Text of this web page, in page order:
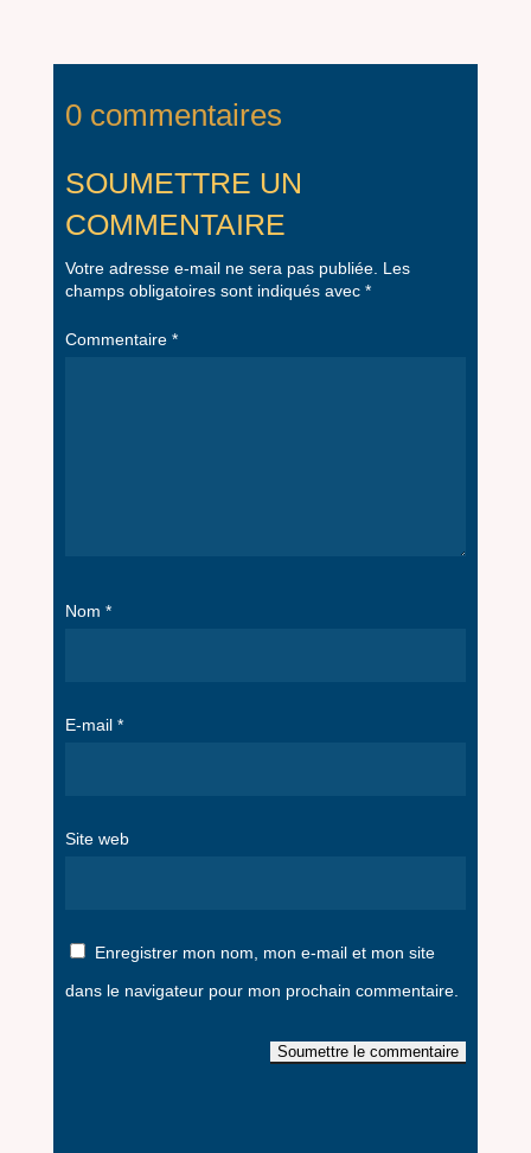
0 commentaires
SOUMETTRE UN
COMMENTAIRE
Votre adresse e-mail ne sera pas publiée. Les
champs obligatoires sont indiqués avec *
Commentaire *
Nom *
E-mail *
Site web
Enregistrer mon nom, mon e-mail et mon site
dans le navigateur pour mon prochain commentaire.
Soumettre le commentaire